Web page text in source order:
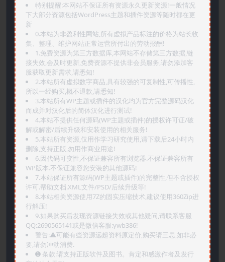
特别提醒:本网站不保证所有资源永久更新资源!一般情况
下大部分资源包括WordPress主题和插件资源等随时都在更
新
0.本站为非盈利性网站,所有虚拟产品标注的价格为站长收
集、整理、维护网站正常运营所付出的劳动报酬!
1.免费资源为第三方数据库,本网站不存储第三方数据,链
接失效,会及时更新,免费资源不提供非会员服务,请勿添加客
服获取更新需求,请悉知!
2.本站所有虚拟数字商品,具有较强的可复制性,可传播性,
所以一经购买,概不退款,请悉知!
3.本站所有WP主题或插件的汉化均为官方完整源码汉化
而成并对汉化后的简体汉化进行测试!
4.本站不提供任何源码(WP主题或插件)的授权许可证/破
解或解密/后续升级和安装使用的相关服务!
5.本站所有资源,仅用作学习研究使用,请下载后24小时内
删除,支持正版,勿用作商业用途!
6.因代码可变性,不保证兼容所有浏览器.不保证兼容所有
WP版本.不保证兼容您安装的其他源码!
7.本站保证所有源码(WP主题或插件)的完整性,但不含授权
许可.帮助文档.XML文件/PSD/后续升级等!
8.本站相关资源使用7Z的固实压缩技术,建议使用360Zip进
行解压!
9.如果购买后发现资源链接失效或其他疑问,请联系客服
QQ:2690565141或是微信客服:ywb386!
警告:⚠️可能有些资源远超资料原定价,购买请三思,如非必
要,请勿冲动消费.
➊️ 条款:请支持正版软件及图书。肯定和感激作者及发行